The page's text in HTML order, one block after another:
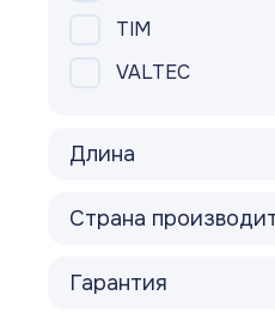
Запорная
Насосное
Контрольно-
TIM
VALTEC
Длина
Страна
Гарантия